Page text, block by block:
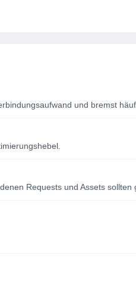
und bremst
Requests und Assets sollten